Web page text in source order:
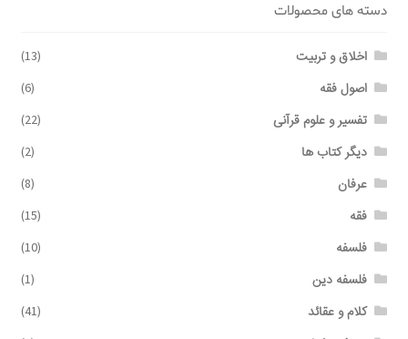
دسته های محصولات
اخلاق و تربیت (13)
اصول فقه (6)
تفسیر و علوم قرآنی (22)
دیگر کتاب ها (2)
عرفان (8)
فقه (15)
فلسفه (10)
فلسفه دین (1)
کلام و عقائد (41)